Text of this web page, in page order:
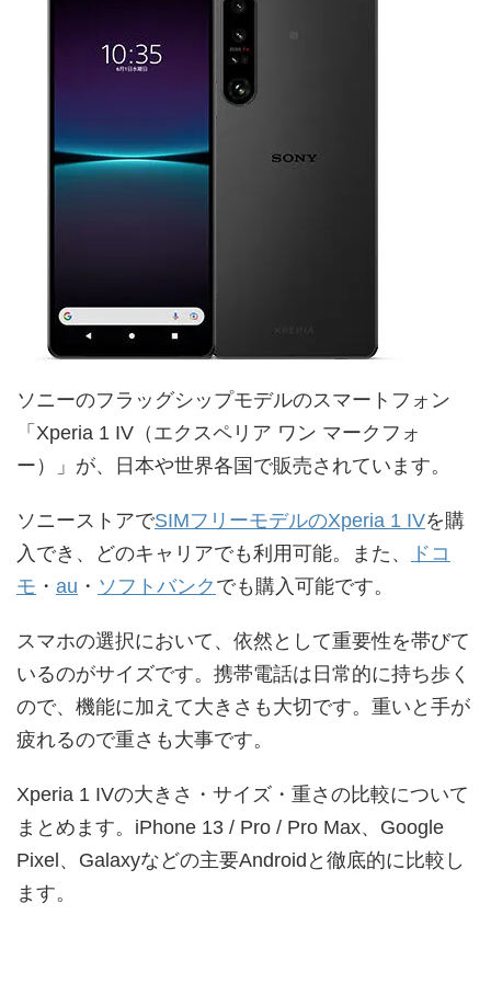
ソニーのフラッグシップモデルのスマートフォン
「Xperia 1 IV（エクスペリア ワン マークフォ
ー）」が、日本や世界各国で販売されています。
ソニーストアでSIMフリーモデルのXperia 1 IVを購
入でき、どのキャリアでも利用可能。また、
ドコ
モ ・ au ・ ソフトバンク でも購入可能です。
スマホの選択において、依然として重要性を帯びて
いるのがサイズです。携帯電話は日常的に持ち歩く
ので、機能に加えて大きさも大切です。重いと手が
疲れるので重さも大事です。
Xperia 1 IVの大きさ・サイズ・重さの比較について
まとめます。iPhone 13 / Pro / Pro Max、Google
Pixel、Galaxyなどの主要Androidと徹底的に比較し
ます。